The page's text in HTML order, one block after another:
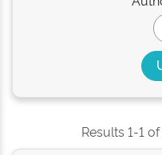
Results 1-1